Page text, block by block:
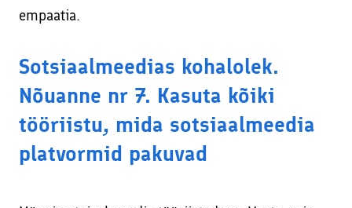
empaatia.
Sotsiaalmeedias kohalolek.
Nõuanne nr 7. Kasuta kõiki
tööriistu, mida sotsiaalmeedia
platvormid pakuvad